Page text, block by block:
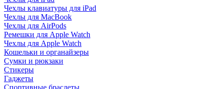
Чехлы клавиатуры для iPad
Чехлы для MacBook
Чехлы для AirPods
Ремешки для Apple Watch
Чехлы для Apple Watch
Кошельки и органайзеры
Сумки и рюкзаки
Стикеры
Гаджеты
Спортивные браслеты